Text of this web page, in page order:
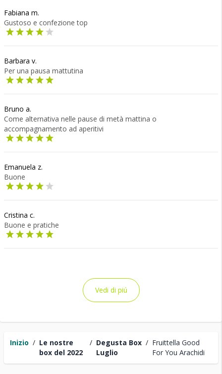
Inizio / Le nostre
box del 2022
/ Degusta Box
Luglio
/ Fruittella Good
For You Arachidi
Fabiana m.
Gustoso e confezione top
Barbara v.
Per una pausa mattutina
Bruno a.
Come alternativa nelle pause di metà mattina o
accompagnamento ad aperitivi
Emanuela z.
Buone
Cristina c.
Buone e pratiche
Vedi di piú